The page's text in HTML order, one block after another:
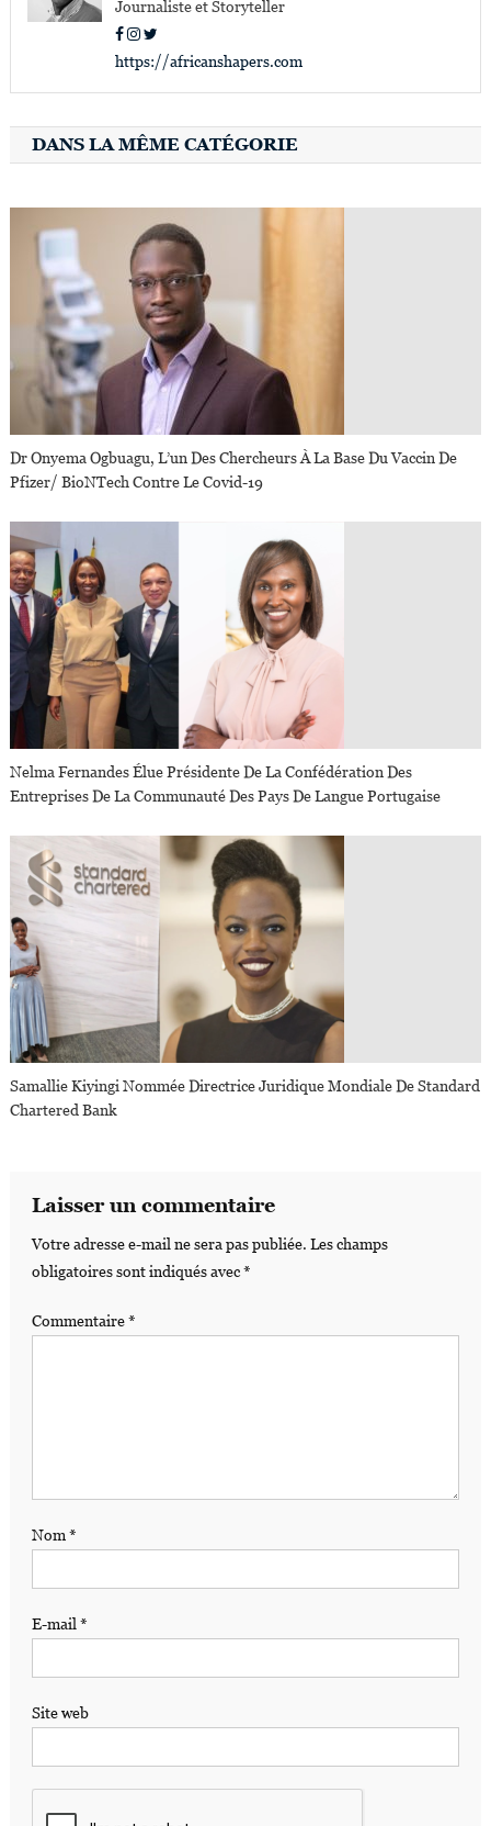
Journaliste et Storyteller
https://africanshapers.com
DANS LA MÊME CATÉGORIE
Dr Onyema Ogbuagu, L’un Des Chercheurs À La Base Du Vaccin De
Pfizer/ BioNTech Contre Le Covid-19
Nelma Fernandes Élue Présidente De La Confédération Des
Entreprises De La Communauté Des Pays De Langue Portugaise
Samallie Kiyingi Nommée Directrice Juridique Mondiale De Standard
Chartered Bank
Laisser un commentaire
Votre adresse e-mail ne sera pas publiée. Les champs
obligatoires sont indiqués avec*
Commentaire*
Nom*
E-mail *
Site web